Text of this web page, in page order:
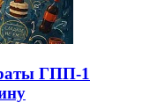
ГПП-1